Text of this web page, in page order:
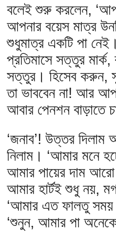
বলেই শুরু করলেন,
আপনার বয়েস মাত্র
শুধুমাত্র একটি পা
প্রতিমাসে সত্তুর
সত্তুর। হিসেব করুন,
তা ভাববেন না! আর
আবার পেনশন বাড়াতে
‘জনাব’! উত্তর দিলাম
নিলাম। ‘আমার মনে
আমার পায়ের দাম
আমার হার্টই শুধু নয়,
‘আমার এত ফালতু সময়
‘শুনুন, আমার পা